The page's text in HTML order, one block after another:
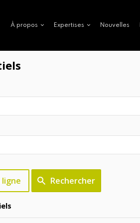
À propos Expertises Nouvelles
Rechercher